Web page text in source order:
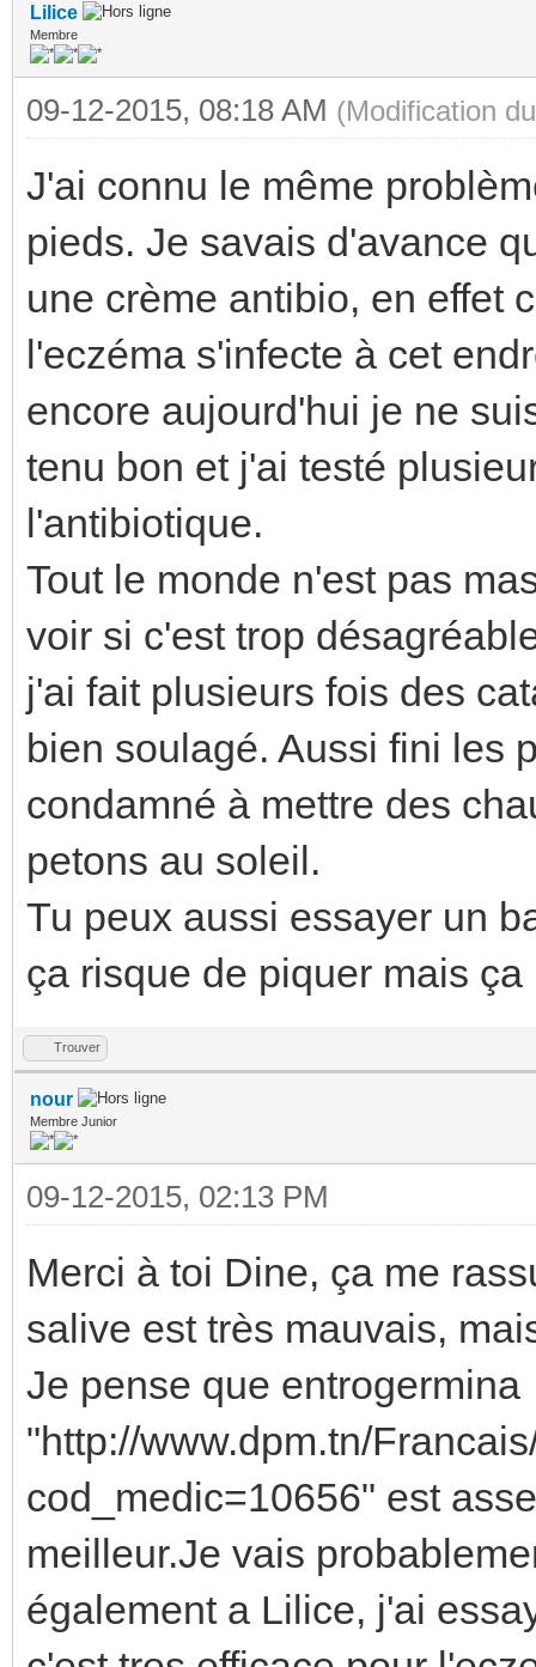
Lilice
Membre
09-12-2015, 08:18 AM (Modification
J'ai connu le même
pieds. Je savais d'avance
une crème antibio, en effet
l'eczéma s'infecte à cet
encore aujourd'hui je ne
tenu bon et j'ai testé
l'antibiotique.
Tout le monde n'est pas
voir si c'est trop
j'ai fait plusieurs fois des
bien soulagé. Aussi fini les
condamné à mettre des
petons au soleil.
Tu peux aussi essayer un
ça risque de piquer mais
Trouver
nour
Membre Junior
09-12-2015, 02:13 PM
Merci à toi Dine, ça me
salive est très mauvais,
Je pense que entrogermina
"http://www.dpm.tn/
cod_medic=10656" est
meilleur.Je vais
également a Lilice, j'ai